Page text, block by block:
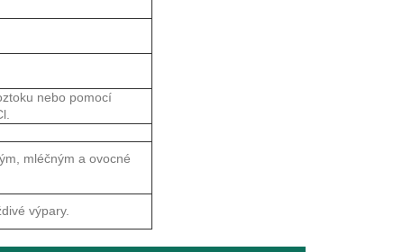
nebo pomocí
mléčným a ovocné
výpary.